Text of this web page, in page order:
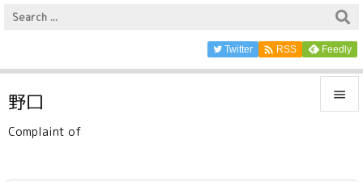

Twitter  RSS Feedly
野口
Complaint of